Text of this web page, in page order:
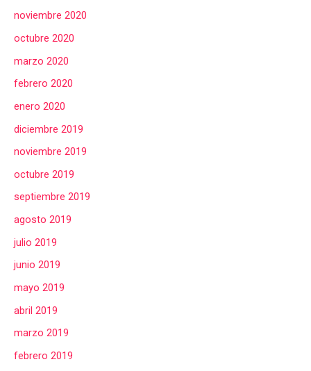
noviembre 2020
octubre 2020
marzo 2020
febrero 2020
enero 2020
diciembre 2019
noviembre 2019
octubre 2019
septiembre 2019
agosto 2019
julio 2019
junio 2019
mayo 2019
abril 2019
marzo 2019
febrero 2019